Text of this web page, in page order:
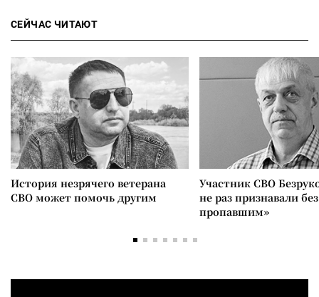
СЕЙЧАС ЧИТАЮТ
История незрячего ветерана
СВО может помочь другим
Участник СВО
не раз признавали
пропавшим»